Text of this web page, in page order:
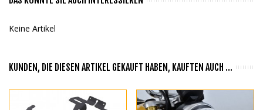
Keine Artikel
KUNDEN, DIE DIESEN ARTIKEL GEKAUFT HABEN, KAUFTEN AUCH ...